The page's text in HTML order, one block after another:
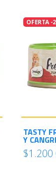
OFERTA -
TASTY
Y
$1.200